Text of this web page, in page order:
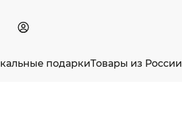
подаркиТовары из России